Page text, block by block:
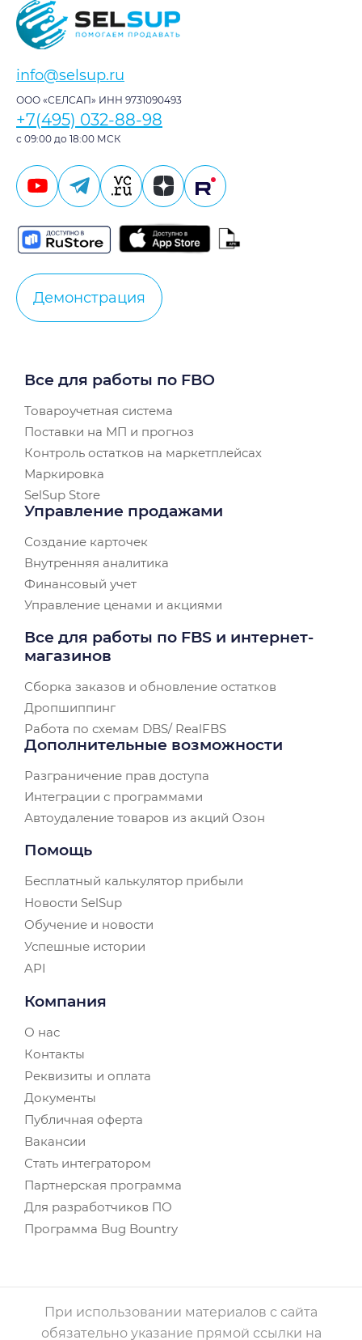
info@selsup.ru
ООО «СЕЛСАП» ИНН 9731090493
+7(495) 032-88-98
с 09:00 до 18:00 МСК
Демонстрация
Все для работы по FBO
Товароучетная система
Поставки на МП и прогноз
Контроль остатков на маркетплейсах
Маркировка
SelSup Store
Управление продажами
Создание карточек
Внутренняя аналитика
Финансовый учет
Управление ценами и акциями
Все для работы по FBS и интернет-
магазинов
Сборка заказов и обновление остатков
Дропшиппинг
Работа по схемам DBS/ RealFBS
Дополнительные возможности
Разграничение прав доступа
Интеграции с программами
Автоудаление товаров из акций Озон
Помощь
Бесплатный калькулятор прибыли
Новости SelSup
Обучение и новости
Успешные истории
API
Компания
О нас
Контакты
Реквизиты и оплата
Документы
Публичная оферта
Вакансии
Стать интегратором
Партнерская программа
Для разработчиков ПО
Программа Bug Bountry
При использовании материалов с сайта
обязательно указание прямой ссылки на